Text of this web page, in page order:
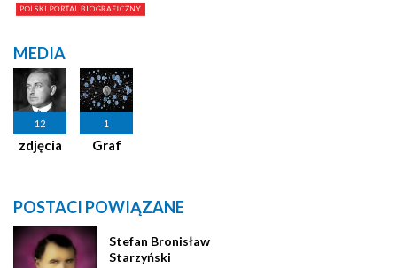
MEDIA
12
zdjęcia
1
Graf
POSTACI POWIĄZANE
Stefan Bronisław
Starzyński